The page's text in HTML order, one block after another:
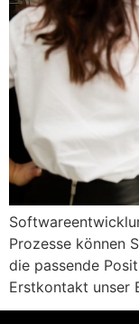
Prozesse können
die passende
Erstkontakt unser